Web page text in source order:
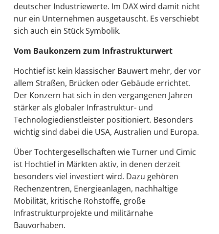
deutscher Industriewerte. Im DAX wird damit nicht
nur ein Unternehmen ausgetauscht. Es verschiebt
sich auch ein Stück Symbolik.
Vom Baukonzern zum Infrastrukturwert
Hochtief ist kein klassischer Bauwert mehr, der vor
allem Straßen, Brücken oder Gebäude errichtet.
Der Konzern hat sich in den vergangenen Jahren
stärker als globaler Infrastruktur- und
Technologiedienstleister positioniert. Besonders
wichtig sind dabei die USA, Australien und Europa.
Über Tochtergesellschaften wie Turner und Cimic
ist Hochtief in Märkten aktiv, in denen derzeit
besonders viel investiert wird. Dazu gehören
Rechenzentren, Energieanlagen, nachhaltige
Mobilität, kritische Rohstoffe, große
Infrastrukturprojekte und militärnahe
Bauvorhaben.